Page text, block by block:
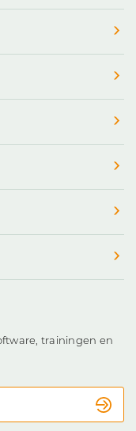
trainingen en